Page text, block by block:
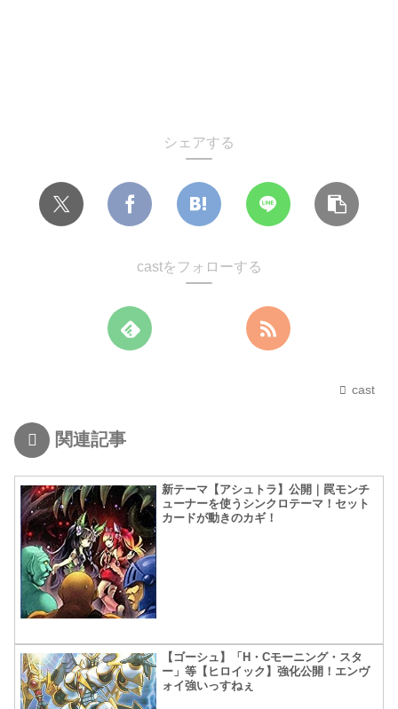
シェアする
castをフォローする
cast
関連記事
新テーマ【アシュトラ】公開｜罠モンチ
ューナーを使うシンクロテーマ！セット
カードが動きのカギ！
【ゴーシュ】「H・Cモーニング・スタ
ー」等【ヒロイック】強化公開！エンヴ
ォイ強いっすねぇ